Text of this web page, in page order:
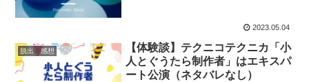
2023.05.04
脱出 感想
【体験談】テクニコテクニカ「小
人とぐうたら制作者」はエキスパ
ート公演（ネタバレなし）